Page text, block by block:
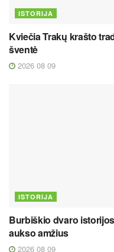
ISTORIJA
Kviečia Trakų krašto
šventė
2026 08 09
ISTORIJA
Burbiškio dvaro
aukso amžius
2026 08 09